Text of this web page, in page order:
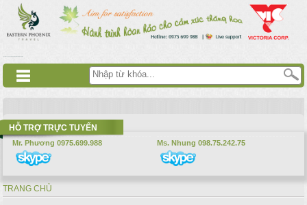
Nhảy đến nội dung
HỖ TRỢ TRỰC TUYẾN
Mr. Phương 0975.699.988 Ms. Nhung 098.75.242.75
Bạn đang ở đây
TRANG CHỦ